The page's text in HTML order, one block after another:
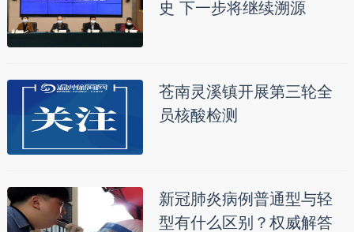
史 下一步将继续溯源
苍南灵溪镇开展第三轮全
员核酸检测
新冠肺炎病例普通型与轻
型有什么区别？权威解答